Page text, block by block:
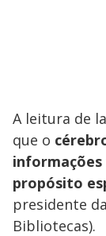
A leitura de
que o
informações
propósito
presidente
Bibliotecas).